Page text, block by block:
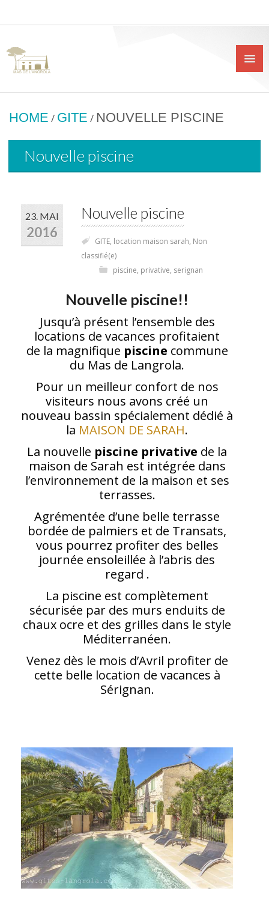
HOME / GITE / NOUVELLE PISCINE
Nouvelle piscine
23. MAI
2016
Nouvelle piscine
GITE, location maison sarah, Non
classifié(e)
piscine, privative, serignan
Nouvelle piscine!!
Jusqu’à présent l’ensemble des
locations de vacances profitaient
de la magnifique piscine commune
du Mas de Langrola.
Pour un meilleur confort de nos
visiteurs nous avons créé un
nouveau bassin spécialement dédié à
la MAISON DE SARAH.
La nouvelle piscine privative de la
maison de Sarah est intégrée dans
l’environnement de la maison et ses
terrasses.
Agrémentée d’une belle terrasse
bordée de palmiers et de Transats,
vous pourrez profiter des belles
journée ensoleillée à l’abris des
regard .
La piscine est complètement
sécurisée par des murs enduits de
chaux ocre et des grilles dans le style
Méditerranéen.
Venez dès le mois d’Avril profiter de
cette belle location de vacances à
Sérignan.